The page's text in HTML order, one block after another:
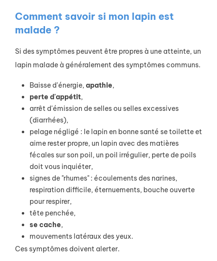
Comment savoir si mon lapin est
malade ?
Si des symptômes peuvent être propres à une atteinte, un
lapin malade à généralement des symptômes communs.
Baisse d'énergie, apathie,
perte d'appétit,
arrêt d'émission de selles ou selles excessives
(diarrhées),
pelage négligé : le lapin en bonne santé se toilette et
aime rester propre, un lapin avec des matières
fécales sur son poil, un poil irrégulier, perte de poils
doit vous inquiéter,
signes de "rhumes" : écoulements des narines,
respiration difficile, éternuements, bouche ouverte
pour respirer,
tête penchée,
se cache,
mouvements latéraux des yeux.
Ces symptômes doivent alerter.